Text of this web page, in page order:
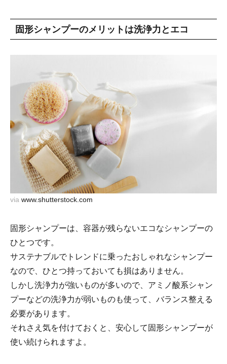
固形シャンプーのメリットは洗浄力とエコ
via www.shutterstock.com
固形シャンプーは、容器が残らないエコなシャンプーの
ひとつです。
サステナブルでトレンドに乗ったおしゃれなシャンプー
なので、ひとつ持っておいても損はありません。
しかし洗浄力が強いものが多いので、アミノ酸系シャン
プーなどの洗浄力が弱いものも使って、バランス整える
必要があります。
それさえ気を付けておくと、安心して固形シャンプーが
使い続けられますよ。